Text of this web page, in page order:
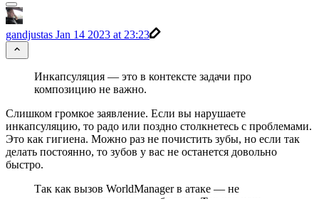
gandjustas Jan 14 2023 at 23:23
Инкапсуляция — это в контексте задачи про
композицию не важно.
Слишком громкое заявление. Если вы нарушаете
инкапсуляцию, то радо или поздно столкнетесь с проблемами.
Это как гигиена. Можно раз не почистить зубы, но если так
делать постоянно, то зубов у вас не останется довольно
быстро.
Так как вызов WorldManager в атаке — не